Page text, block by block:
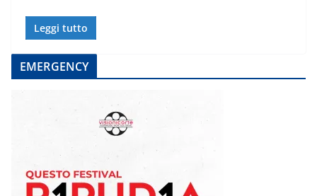
Leggi tutto
EMERGENCY